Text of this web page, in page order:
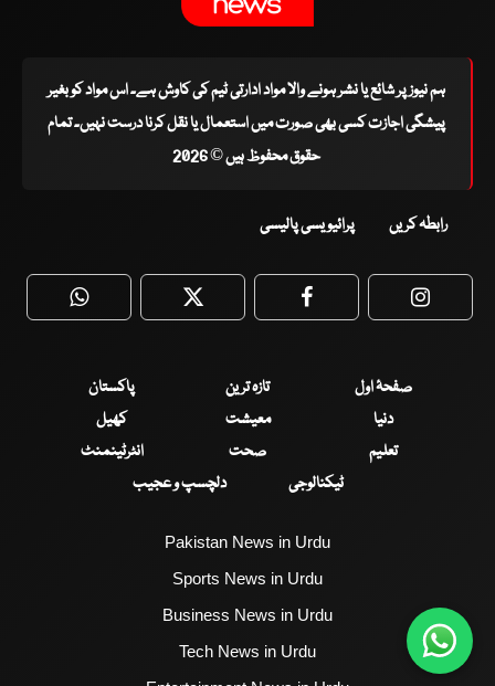
ہم نیوز پر شائع یا نشر ہونے والا مواد ادارتی ٹیم کی کاوش ہے۔ اس مواد کو بغیر
پیشگی اجازت کسی بھی صورت میں استعمال یا نقل کرنا درست نہیں۔ تمام
حقوق محفوظ ہیں © 2026
رابطہ کریں پرائیویسی پالیسی
WhatsApp Twitter Facebook
صفحۂ اول تازہ ترین
پاکستان
دنیا
معیشت
کھیل
تعلیم
صحت
انٹرٹینمنٹ
ٹیکنالوجی
دلچسپ و عجیب
Pakistan News in Urdu
Sports News in Urdu
Business News in Urdu
Tech News in Urdu